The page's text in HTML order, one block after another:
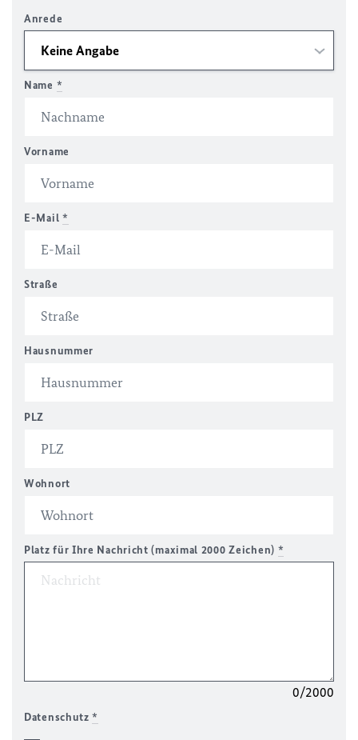
Anrede
Name *
Vorname
E-Mail *
Straße
Hausnummer
PLZ
Wohnort
Platz für Ihre Nachricht (maximal 2000 Zeichen) *
0/2000
Datenschutz*